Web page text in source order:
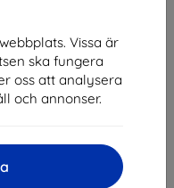
Vissa är
ska fungera
oss att analysera
och annonser.